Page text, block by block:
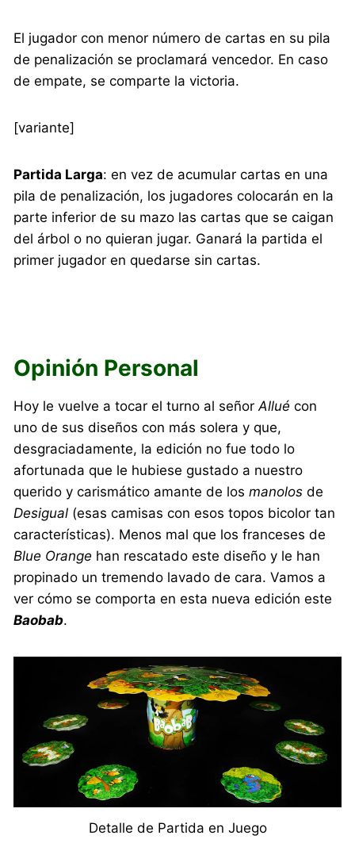
El jugador con menor número de cartas en su pila
de penalización se proclamará vencedor. En caso
de empate, se comparte la victoria.
[variante]
Partida Larga: en vez de acumular cartas en una
pila de penalización, los jugadores colocarán en la
parte inferior de su mazo las cartas que se caigan
del árbol o no quieran jugar. Ganará la partida el
primer jugador en quedarse sin cartas.
Opinión Personal
Hoy le vuelve a tocar el turno al señorAllué con
uno de sus diseños con más solera y que,
desgraciadamente, la edición no fue todo lo
afortunada que le hubiese gustado a nuestro
querido y carismático amante de losmanolos de
Desigual (esas camisas con esos topos bicolor tan
características). Menos mal que los franceses de
Blue Orange han rescatado este diseño y le han
propinado un tremendo lavado de cara. Vamos a
ver cómo se comporta en esta nueva edición este
Baobab.
Detalle de Partida en Juego